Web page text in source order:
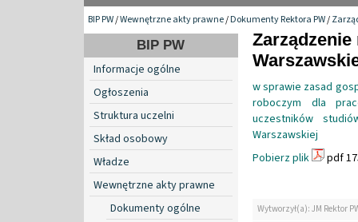
BIP PW/Wewnętrzne akty prawne/Dokumenty Rektora PW/
BIP PW
Informacje ogólne
Ogłoszenia
Struktura uczelni
Skład osobowy
Władze
Wewnętrzne akty prawne
Dokumenty ogólne
w sprawie zasad
roboczym dla
uczestników
Warszawskiej
Pobierz plik
pdf
Wytworzył(a): JM Rektor